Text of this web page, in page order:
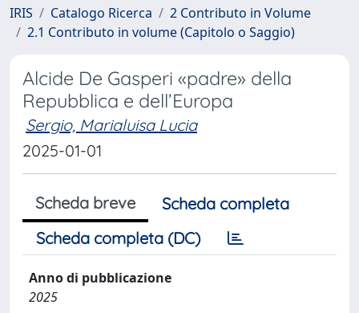
IRIS Catalogo Ricerca
2 Contributo in Volume
2.1 Contributo in volume (Capitolo o Saggio)
Alcide De Gasperi «padre» della
Repubblica e dell’Europa
Sergio, Marialuisa Lucia
2025-01-01
Scheda breve
Scheda completa
Scheda completa (DC)
Anno di pubblicazione
2025